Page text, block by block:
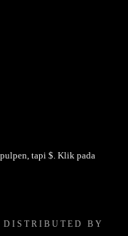
tapi $. Klik pada
DISTRIBUTED BY